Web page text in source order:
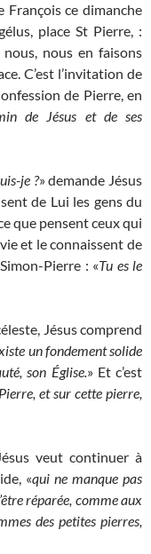
ce dimanche
place St Pierre, :
nous en faisons
C’est l’invitation de
de Pierre, en
de Jésus et de ses
je ?» demande Jésus
de Lui les gens du
que pensent ceux qui
et le connaissent de
Pierre : «Tu es le
Jésus comprend
un fondement solide
son Église.» Et c’est
et sur cette pierre,
veut continuer à
«qui ne manque pas
réparée, comme aux
des petites pierres,